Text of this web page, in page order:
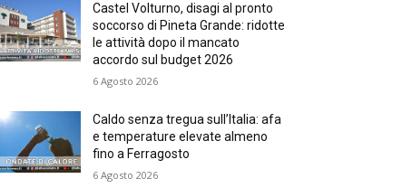
Castel Volturno, disagi al pronto
soccorso di Pineta Grande: ridotte
le attività dopo il mancato
accordo sul budget 2026
6 Agosto 2026
Caldo senza tregua sull’Italia: afa
e temperature elevate almeno
fino a Ferragosto
6 Agosto 2026